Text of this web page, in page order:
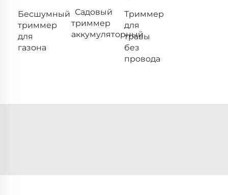
Бесшумный
триммер
для
газона
Садовый
триммер
аккумуляторный
Триммер
для
травы
без
провода